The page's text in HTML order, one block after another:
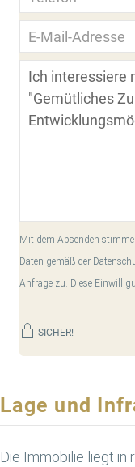
Mit dem Absenden
Daten gemäß der
Anfrage zu. Diese
SICHER!
Lage und
Die Immobilie liegt in